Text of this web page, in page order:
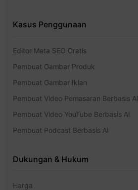
Kasus Penggunaan
Editor Meta SEO Gratis
Pembuat Gambar Produk
Pembuat Gambar Iklan
Pembuat Video Pemasaran Berbasis AI
Pembuat Video YouTube Berbasis AI
Pembuat Podcast Berbasis AI
Dukungan & Hukum
Harga